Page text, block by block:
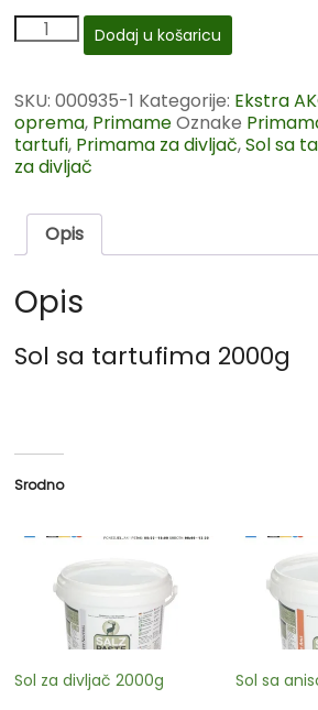
Dodaj u košaricu
SKU:000935-1 Kategorije: Ekstra
oprema, PrimameOznake
tartufi, Primama za divljač,Sol sa
za divljač
Opis
Opis
Sol sa tartufima 2000g
Srodno
Sol za divljač 2000g
Sol sa